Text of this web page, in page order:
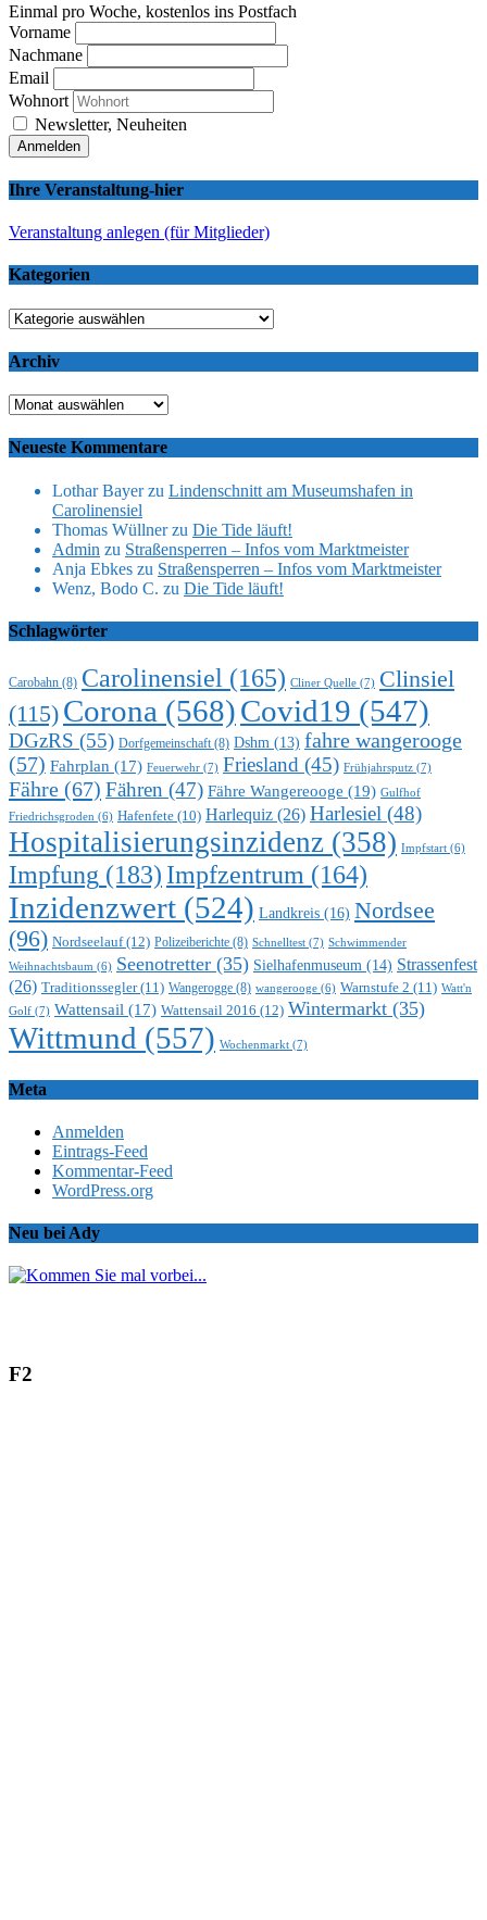
Einmal pro Woche, kostenlos ins Postfach
Vorname
Nachmane
Email
Wohnort
Newsletter, Neuheiten
Ihre Veranstaltung-hier
Veranstaltung anlegen (für Mitglieder)
Kategorien
Kategorien
Archiv
Archiv
Neueste Kommentare
Lothar Bayerzu Lindenschnitt am Museumshafen in
Carolinensiel
Thomas Wüllnerzu Die Tide läuft!
Admin zu Straßensperren – Infos vom Marktmeister
Anja Ebkes zu Straßensperren – Infos vom Marktmeister
Wenz, Bodo C. zu Die Tide läuft!
Schlagwörter
Carobahn (8) Carolinensiel (165) Cliner Quelle (7) Clinsiel
(115) Corona (568)Covid19 (547)
DGzRS (55) Dorfgemeinschaft(8) Dshm (13) fahre wangerooge
(57) Fahrplan (17) Feuerwehr (7) Friesland (45) Frühjahrsputz (7)
Fähre (67) Fähren (47) Fähre Wangereooge (19) Gulfhof
Friedrichsgroden (6) Hafenfete (10) Harlequiz (26) Harlesiel (48)
Hospitalisierungsinzidenz (358) Impfstart (6)
Impfung (183) Impfzentrum (164)
Inzidenzwert (524) Landkreis (16) Nordsee
(96) Nordseelauf(12) Polizeiberichte (8) Schnelltest (7) Schwimmender
Weihnachtsbaum (6) Seenotretter (35) Sielhafenmuseum (14) Strassenfest
(26) Traditionssegler(11) Wangerogge (8) wangerooge (6) Warnstufe 2 (11) Watt'n
Golf (7) Wattensail (17) Wattensail 2016 (12) Wintermarkt (35)
Wittmund (557) Wochenmarkt (7)
Meta
Anmelden
Eintrags-Feed
Kommentar-Feed
WordPress.org
Neu bei Ady
F2